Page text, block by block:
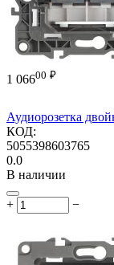
1 06600 ₽
Аудиорозетка
КОД:
5055398603765
0.0
В наличии
+ −